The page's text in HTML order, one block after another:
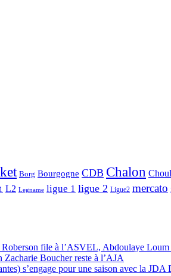
Borg Bourgogne CDB Chalon
L2 Legname ligue 1 ligue 2 Ligue2 mercato
Roberson file à l’ASVEL, Abdoulaye
Zacharie Boucher reste à l’AJA
s’engage pour une saison avec la JDA